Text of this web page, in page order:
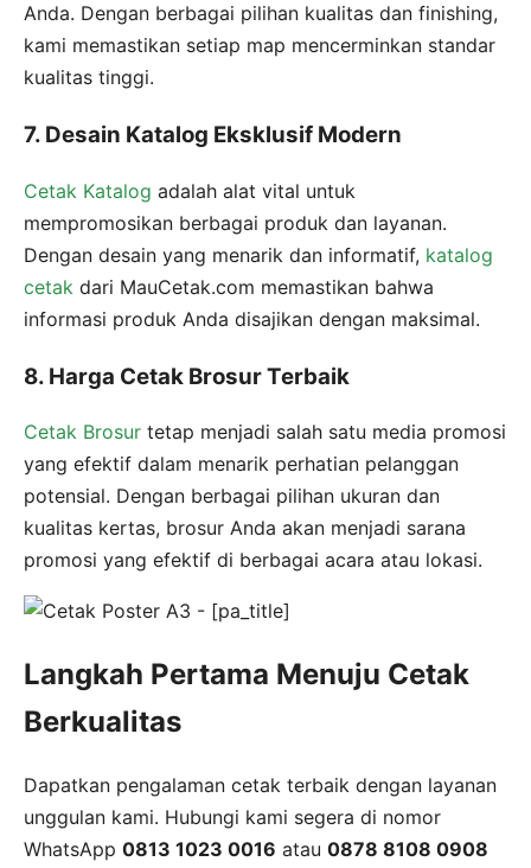
Anda. Dengan berbagai pilihan kualitas dan finishing,
kami memastikan setiap map mencerminkan standar
kualitas tinggi.
7. Desain Katalog Eksklusif Modern
Cetak Katalog adalah alat vital untuk
mempromosikan berbagai produk dan layanan.
Dengan desain yang menarik dan informatif, katalog
cetak dari MauCetak.com memastikan bahwa
informasi produk Anda disajikan dengan maksimal.
8. Harga Cetak Brosur Terbaik
Cetak Brosur tetap menjadi salah satu media promosi
yang efektif dalam menarik perhatian pelanggan
potensial. Dengan berbagai pilihan ukuran dan
kualitas kertas, brosur Anda akan menjadi sarana
promosi yang efektif di berbagai acara atau lokasi.
Langkah Pertama Menuju Cetak
Berkualitas
Dapatkan pengalaman cetak terbaik dengan layanan
unggulan kami. Hubungi kami segera di nomor
WhatsApp 0813 1023 0016 atau 0878 8108 0908